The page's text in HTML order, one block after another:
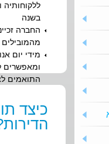
ללקוחותיה
בשנה
מידי יום
ומאפשרים
התואמים
כיצד